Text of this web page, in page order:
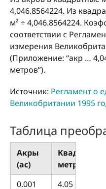
4,046.8564224. Из
м² ÷ 4,046.8564224.
соответствии с
измерения
(Приложение: “акр …
метров”).
Источник: Регламент о
Великобритании 1995
Таблица
Акры
(ac)
Квадратные
метры (м²)
0.001
4.05